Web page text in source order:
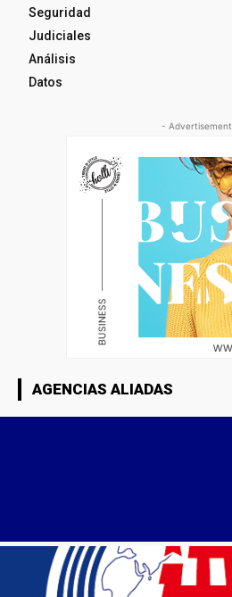
Seguridad
Judiciales
Análisis
Datos
-
AGENCIAS ALIADAS